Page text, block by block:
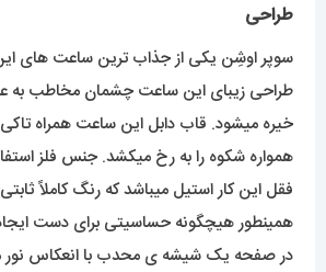
طراحی
سوپر اوشِن یکی از جذاب ترین ساعت های
طراحی زیبای این ساعت چشمان مخاطب
خیره میشود. قاب دابل این ساعت همراه
همواره شکوه را به رخ میکشد. جنس فلز
فقل این کار استیل میباشد که رنگ کاملاً
همینطور هیچگونه حساسیتی برای دست
در صفحه یک شیشه ی محدب با انعکاس نور